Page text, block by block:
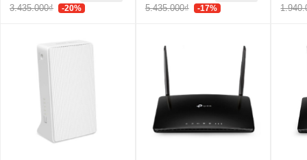
3.435.000₫ -20% 5.435.000₫ -17%